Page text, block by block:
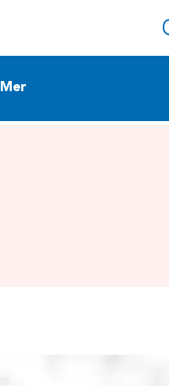
Mer